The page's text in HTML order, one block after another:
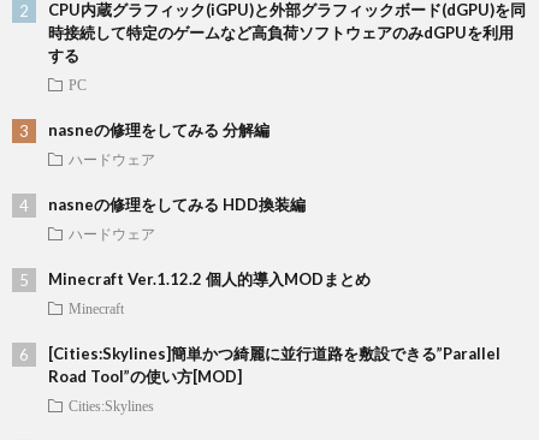
CPU内蔵グラフィック(iGPU)と外部グラフィックボード(dGPU)を同
時接続して特定のゲームなど高負荷ソフトウェアのみdGPUを利用
する
PC
nasneの修理をしてみる 分解編
ハードウェア
nasneの修理をしてみる HDD換装編
ハードウェア
Minecraft Ver.1.12.2 個人的導入MODまとめ
Minecraft
[Cities:Skylines]簡単かつ綺麗に並行道路を敷設できる”Parallel
Road Tool”の使い方[MOD]
Cities:Skylines